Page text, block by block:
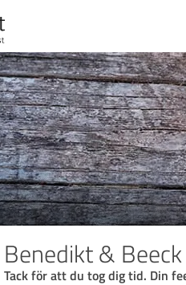
Benedikt &
Tack för att du tog dig tid. Din